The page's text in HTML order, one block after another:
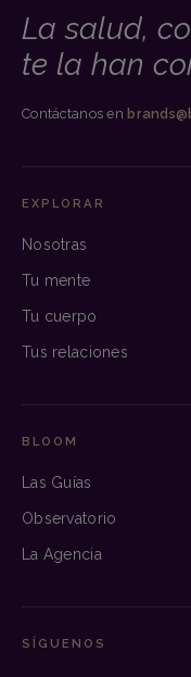
La salud,
te la han
Contáctanos en
EXPLORAR
Nosotras
Tu mente
Tu cuerpo
Tus relaciones
BLOOM
Las Guías
Observatorio
La Agencia
SÍGUENOS